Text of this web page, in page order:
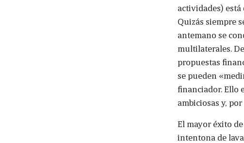
actividades) está
Quizás siempre
antemano se
multilaterales.
propuestas
se pueden
financiador. Ello
ambiciosas y,
El mayor éxito
intentona de